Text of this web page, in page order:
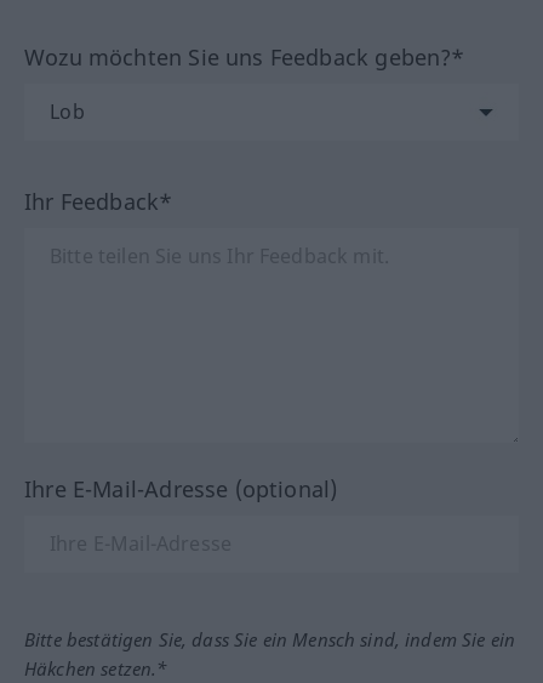
Wozu möchten Sie uns Feedback geben?*
Ihr Feedback*
Ihre E-Mail-Adresse (optional)
Bitte bestätigen Sie, dass Sie ein Mensch sind, indem Sie ein
Häkchen setzen.*